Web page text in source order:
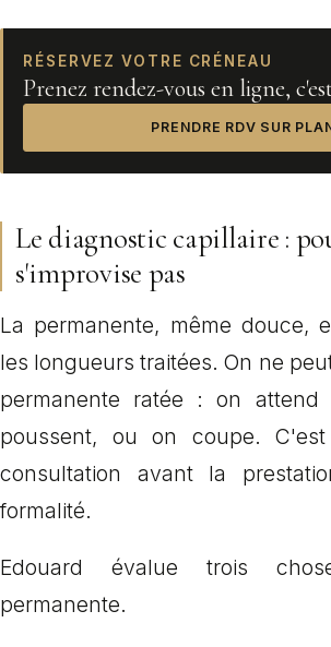
RÉSERVEZ VOTRE CRÉNEAU
Prenez rendez-vous en ligne,
PRENDRE RDV SUR
Le diagnostic capillaire :
s'improvise pas
La permanente, même douce,
les longueurs traitées. On ne
permanente ratée : on
poussent, ou on coupe.
consultation avant la
formalité.
Edouard évalue trois
permanente.